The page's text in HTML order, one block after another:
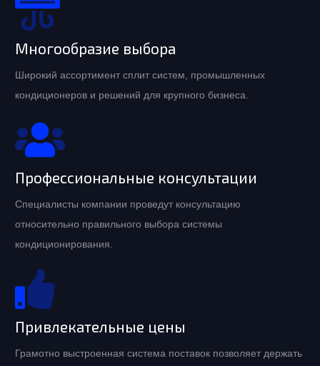
Многообразие выбора
Широкий ассортимент сплит систем, промышленных
кондиционеров и решений для крупного бизнеса.
Профессиональные консультации
Специалисты компании проведут консультацию
относительно правильного выбора системы
кондиционирования.
Привлекательные цены
Грамотно выстроенная система поставок позволяет держать